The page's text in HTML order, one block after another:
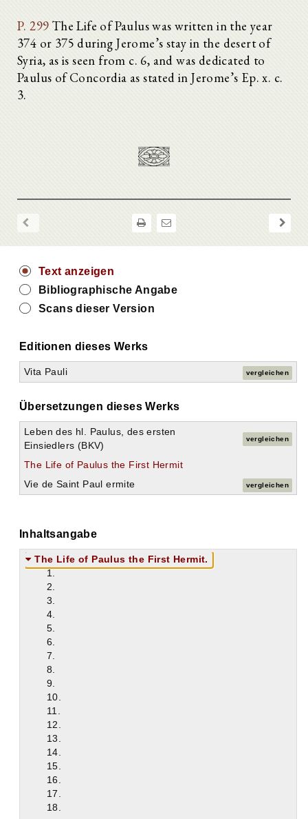
P. 299 The Life of Paulus was written in the year
374 or 375 during Jerome’s stay in the desert of
Syria, as is seen from c. 6, and was dedicated to
Paulus of Concordia as stated in Jerome’s Ep. x. c.
3.
Text anzeigen
Bibliographische Angabe
Scans dieser Version
Editionen dieses Werks
Vita Pauli vergleichen
Übersetzungen dieses Werks
Leben des hl. Paulus, des ersten
Einsiedlers (BKV)
vergleichen
The Life of Paulus the First Hermit
Vie de Saint Paul ermite
vergleichen
Inhaltsangabe
The Life of Paulus the First Hermit.
1.
2.
3.
4.
5.
6.
7.
8.
9.
10.
11.
12.
13.
14.
15.
16.
17.
18.